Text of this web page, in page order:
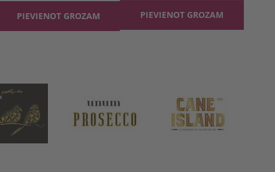
PIEVIENOT GROZAM PIEVIENOT GROZAM